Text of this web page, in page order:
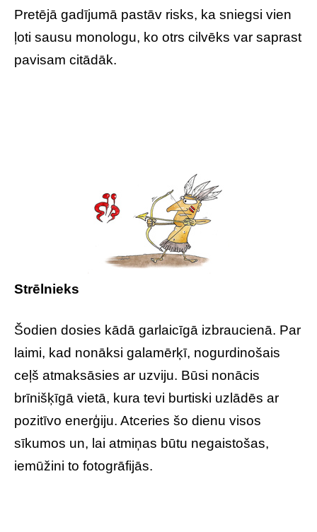
Pretējā gadījumā pastāv risks, ka sniegsi vien
ļoti sausu monologu, ko otrs cilvēks var saprast
pavisam citādāk.
Strēlnieks
Šodien dosies kādā garlaicīgā izbraucienā. Par
laimi, kad nonāksi galamērķī, nogurdinošais
ceļš atmaksāsies ar uzviju. Būsi nonācis
brīnišķīgā vietā, kura tevi burtiski uzlādēs ar
pozitīvo enerģiju. Atceries šo dienu visos
sīkumos un, lai atmiņas būtu negaistošas,
iemūžini to fotogrāfijās.